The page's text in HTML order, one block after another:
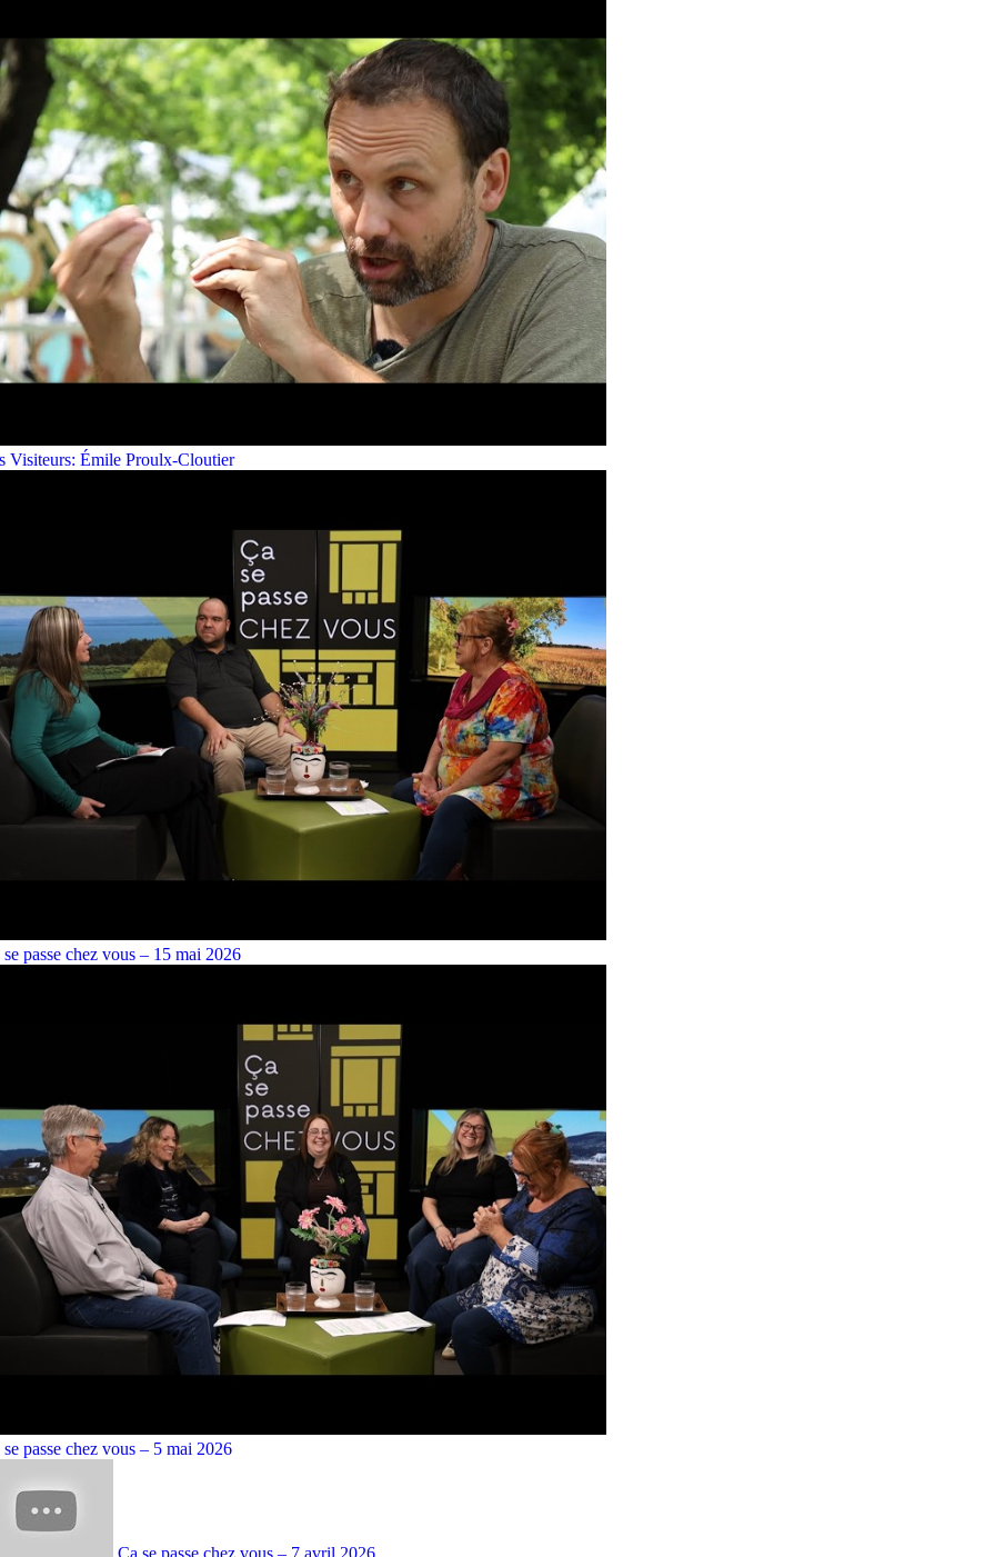
Visiteurs: Émile Proulx-Cloutier
se passe chez vous – 15 mai 2026
se passe chez vous – 5 mai 2026
Ça se passe chez vous – 7 avril 2026